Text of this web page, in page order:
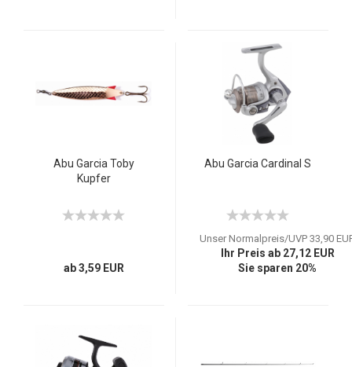
Abu Garcia Toby
Kupfer
ab 3,59 EUR
Abu Garcia Cardinal S
Unser Normalpreis/UVP 33,90
Ihr Preis ab 27,12 EUR
Sie sparen 20%